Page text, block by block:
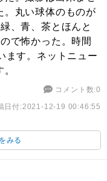
。丸い球体のものが
、青、茶とほんと
で怖かった。時間
ます。ネットニュー
コメント数:0
日付:2021-12-19 00:46:55
みる